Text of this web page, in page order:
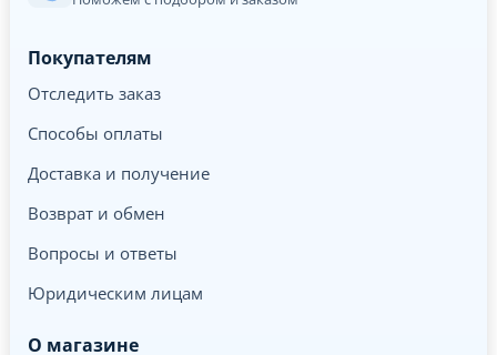
Покупателям
Отследить заказ
Способы оплаты
Доставка и получение
Возврат и обмен
Вопросы и ответы
Юридическим лицам
О магазине